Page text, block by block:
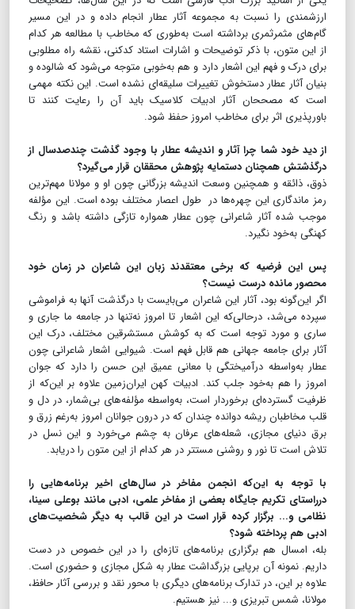
ارزشمندی را نسبت به مجموعه آثار عطار انجام داده و در این مسیر
گام‌های مثمرثمری برداشته است به‌طوری که مخاطب با مطالعه هر کدام
از این متون، با ذکر توضیحات و اشارات استاد کدکنی، نقشه راه مطلوبی
برای درک و فهم این اشعار دارد و هم به‌خوبی متوجه می‌شود که شالوده و
بنیان آثار عطار دستخوش تغییرات سلیقه‌ای نشده است. این نکته مهمی
است که مصححان آثار ادبیات کلاسیک باید آن را رعایت کنند تا
باورپذیری اثر برای مخاطب امروز حفظ شود.
از دید خود شما چرا آثار و اندیشه عطار با وجود گذشت چندصدسال از
درگذشتش همچنان دستمایه پژوهش محققان قرار می‌گیرد؟
ذوق، ذائقه و همچنین وسعت اندیشه بزرگانی چون او و مولانا مهم‌ترین
رمز ماندگاری این چهره‌ها در طول اعصار مختلف بوده است. این مؤلفه
موجب شده آثار شاعرانی چون عطار همواره تازگی داشته باشد و رنگ
کهنگی به‌خود نگیرد.
پس این فرضیه که برخی معتقدند زبان این شاعران در زمان خود
محصور مانده درست نیست؟
اگر این‌گونه بود، آثار این شاعران می‌بایست با درگذشت آنها به فراموشی
سپرده می‌شد، درحالی‌که این اشعار تا امروز نه‌تنها در جامعه ما جاری و
ساری و مورد توجه است که به کوشش مستشرقین مختلف، درک این
آثار برای جامعه جهانی هم قابل ‌فهم است. شیوایی اشعار شاعرانی چون
عطار به‌واسطه درآمیختگی با معانی عمیق این حسن را دارد که جوان
امروز را هم به‌خود جلب کند. ادبیات کهن ایران‌زمین علاوه بر این‌که از
ظرفیت گسترده‌ای برخوردار است، به‌واسطه مؤلفه‌های بی‌شمار، در دل و
قلب مخاطبان ریشه دوانده چندان که در درون جوانان امروز به‌رغم زرق و
‌برق دنیای مجازی، شعله‌های عرفان به چشم می‌خورد و این نسل در
تلاش است تا نور و روشنی مستتر در هر کدام از این متون را دریابد.
با توجه به این‌که انجمن مفاخر در سال‌های اخیر برنامه‌هایی را
درراستای تکریم جایگاه بعضی از مفاخر علمی، ادبی مانند بوعلی سینا،
نظامی و... برگزار کرده قرار است در این قالب به دیگر شخصیت‌های
ادبی هم پرداخته شود؟
بله، امسال هم برگزاری برنامه‌های تازه‌ای را در این خصوص در دست
داریم. نمونه آن برپایی بزرگداشت عطار به شکل مجازی و حضوری است.
علاوه بر این، در تدارک برنامه‌های دیگری با محور نقد و بررسی آثار حافظ،
مولانا، شمس تبریزی و... نیز هستیم.